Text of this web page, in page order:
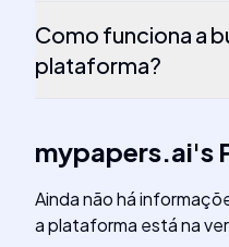
Como funciona a
plataforma?
mypapers.ai's
Ainda não há
a plataforma está na